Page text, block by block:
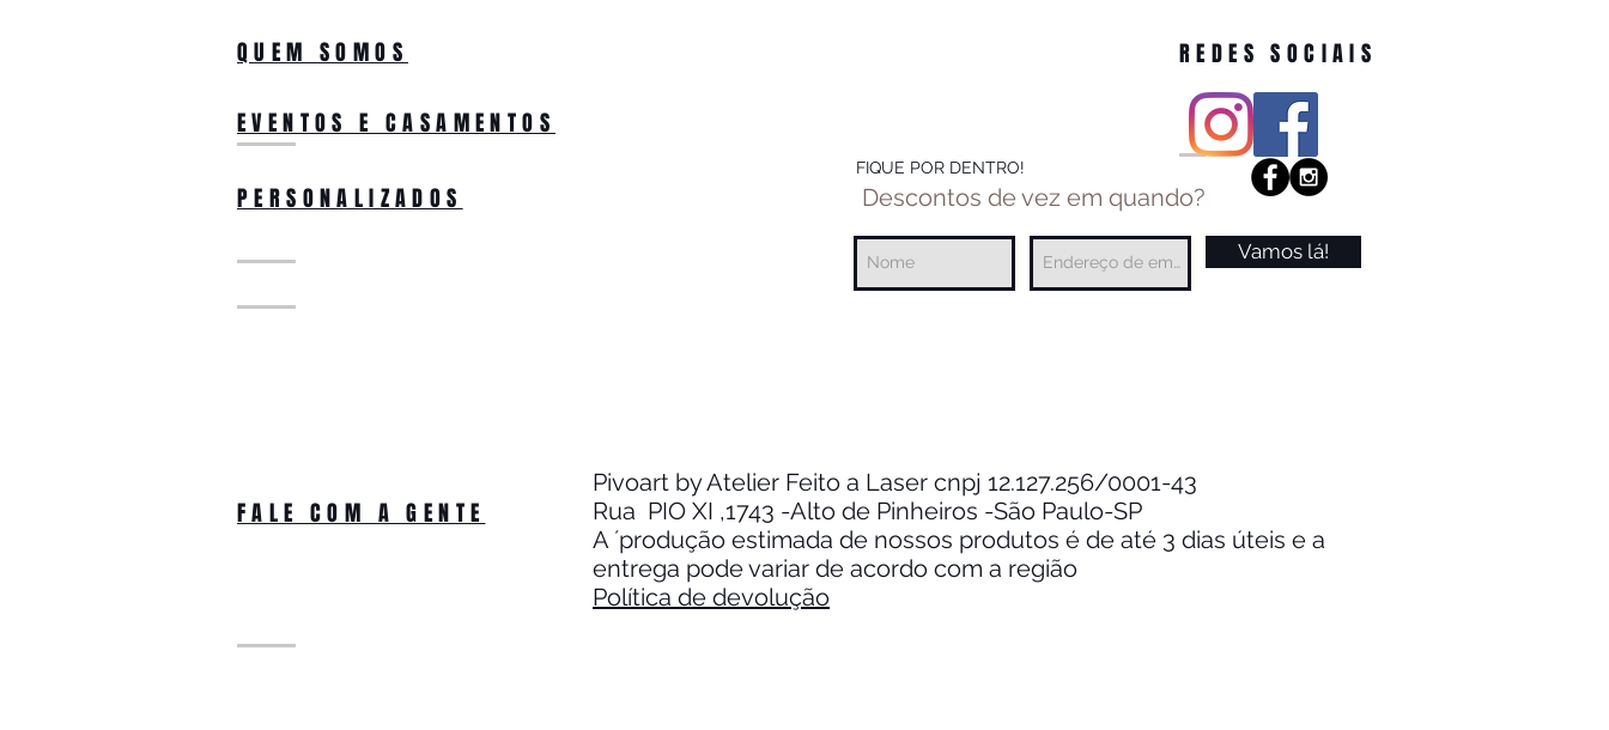
QUEM SOMOS
EVENTOS E CASAMENTOS
PERSONALIZADOS
REDES SOCIAIS
FIQUE POR DENTRO!
Descontos de vez em quando?
Vamos lá!
FALE COM A GENTE
Pivoart by Atelier Feito a Laser cnpj 12.127.256/0001-43
Rua PIO XI ,1743 -Alto de Pinheiros -São Paulo-SP
A ´produção estimada de nossos produtos é de até 3 dias úteis e a
entrega pode variar de acordo com a região
Política de devolução